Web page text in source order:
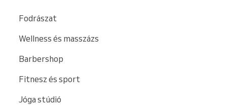
Fodrászat
Wellness és masszázs
Barbershop
Fitnesz és sport
Jóga stúdió